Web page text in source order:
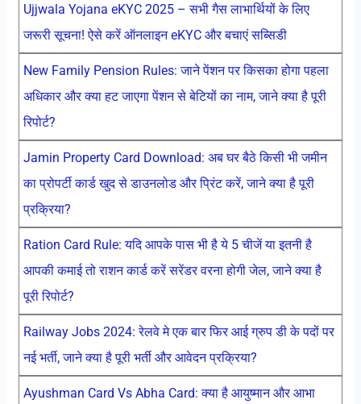
Ujjwala Yojana eKYC 2025 – सभी गैस लाभार्थियों के लिए
जरूरी सूचना! ऐसे करें ऑनलाइन eKYC और बचाएं सब्सिडी
New Family Pension Rules: जाने पेंशन पर किसका होगा पहला
अधिकार और क्या हट जाएगा पेंशन से बेटियों का नाम, जाने क्या है पूरी
रिपोर्ट?
Jamin Property Card Download: अब घर बैठे किसी भी जमीन
का प्रोपर्टी कार्ड खुद से डाउनलोड और प्रिंट करें, जाने क्या है पूरी
प्रक्रिया?
Ration Card Rule: यदि आपके पास भी है ये 5 चीजें या इतनी है
आपकी कमाई तो राशन कार्ड करें सरेंडर वरना होगी जेल, जाने क्या है
पूरी रिपोर्ट?
Railway Jobs 2024: रेलवे मे एक बार फिर आई ग्रुप डी के पदों पर
नई भर्ती, जाने क्या है पूरी भर्ती और आवेदन प्रक्रिया?
Ayushman Card Vs Abha Card: क्या है आयुष्मान और आभा